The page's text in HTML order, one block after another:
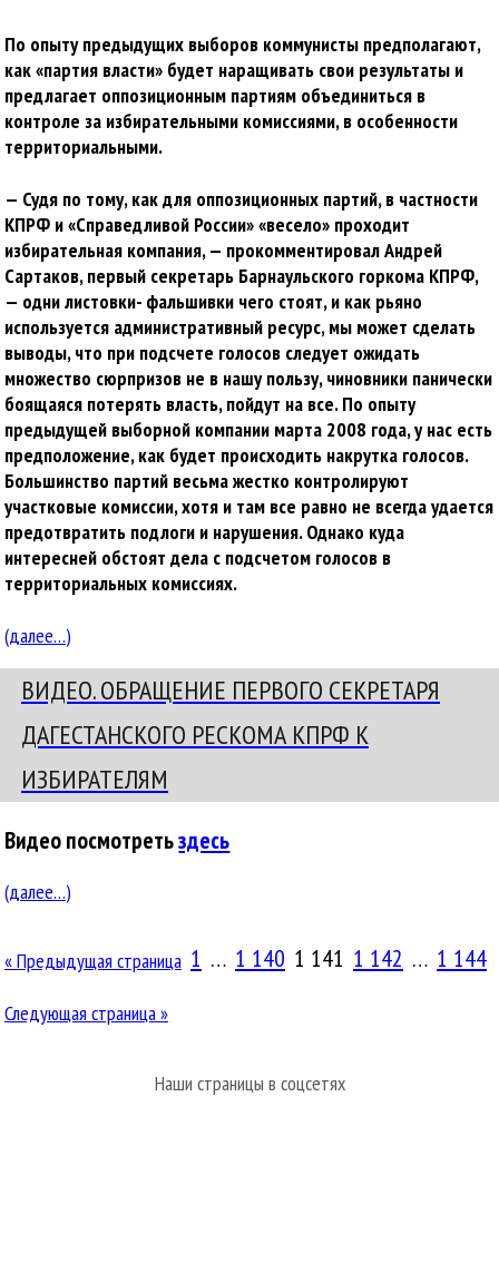
По опыту предыдущих выборов коммунисты предполагают,
как «партия власти» будет наращивать свои результаты и
предлагает оппозиционным партиям объединиться в
контроле за избирательными комиссиями, в особенности
территориальными.
— Судя по тому, как для оппозиционных партий, в частности
КПРФ и «Справедливой России» «весело» проходит
избирательная компания, — прокомментировал Андрей
Сартаков, первый секретарь Барнаульского горкома КПРФ,
— одни листовки- фальшивки чего стоят, и как рьяно
используется административный ресурс, мы может сделать
выводы, что при подсчете голосов следует ожидать
множество сюрпризов не в нашу пользу, чиновники панически
боящаяся потерять власть, пойдут на все. По опыту
предыдущей выборной компании марта 2008 года, у нас есть
предположение, как будет происходить накрутка голосов.
Большинство партий весьма жестко контролируют
участковые комиссии, хотя и там все равно не всегда удается
предотвратить подлоги и нарушения. Однако куда
интересней обстоят дела с подсчетом голосов в
территориальных комиссиях.
(далее…)
ВИДЕО. ОБРАЩЕНИЕ ПЕРВОГО СЕКРЕТАРЯ
ДАГЕСТАНСКОГО РЕСКОМА КПРФ К
ИЗБИРАТЕЛЯМ
Видео посмотретьздесь
(далее…)
Предыдущая страница 1 … 1 140 1 141 1 142 … 1 144
Следующая страница
Наши страницы в соцсетях